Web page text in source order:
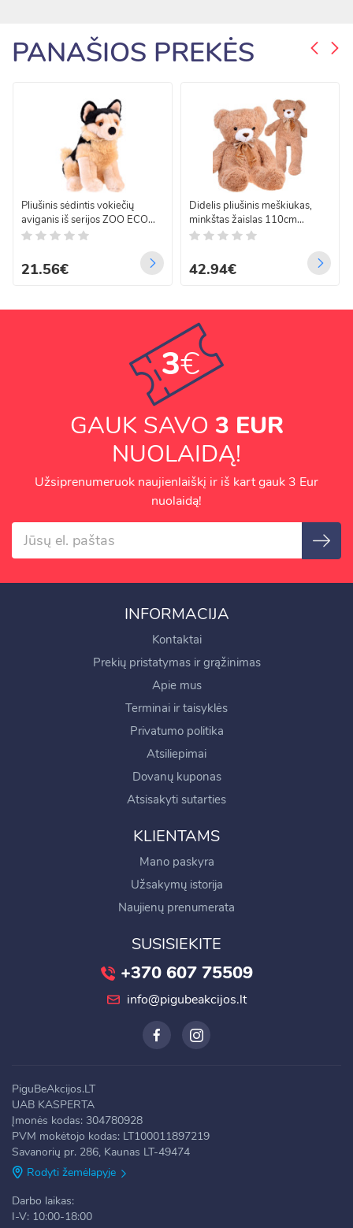
PANAŠIOS PREKĖS
Pliušinis sėdintis vokiečių
aviganis iš serijos ZOO ECO
friendly, 20 cm, 13474
21.56€
Didelis pliušinis meškiukas,
minkštas žaislas 110cm
BENEK ZA5332 CB
42.94€
3€
GAUK SAVO 3 EUR
NUOLAIDĄ!
Užsiprenumeruok naujienlaiškį ir iš kart gauk 3 Eur
nuolaidą!
INFORMACIJA
Kontaktai
Prekių pristatymas ir grąžinimas
Apie mus
Terminai ir taisyklės
Privatumo politika
Atsiliepimai
Dovanų kuponas
Atsisakyti sutarties
KLIENTAMS
Mano paskyra
Užsakymų istorija
Naujienų prenumerata
SUSISIEKITE
+370 607 75509
info@pigubeakcijos.lt
PiguBeAkcijos.LT
UAB KASPERTA
Įmonės kodas: 304780928
PVM mokėtojo kodas: LT100011897219
Savanorių pr. 286, Kaunas LT-49474
Rodyti žemėlapyje
Darbo laikas:
I-V: 10:00-18:00